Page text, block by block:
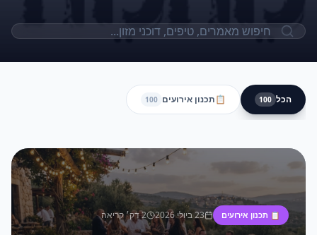
הכל 100
📋תכנון אירועים 100
📋 תכנון אירועים 23 ביולי 2026 2דק׳ קריאה